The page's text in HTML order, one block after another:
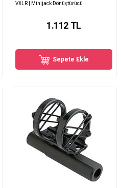
VXLR | Minijack Dönüştürücü
1.112 TL
Sepete Ekle